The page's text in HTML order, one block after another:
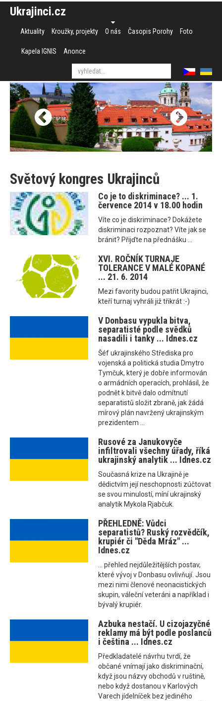
Ukrajinci.cz
Aktuality Kroužky, projekty O nás Časopis Porohy Foto
Kapela IGNIS Anonce
Světový kongres Ukrajinců
Co je to diskriminace? ... 1.
července 2014 v 18.00 hodin
Víte co je diskriminace? Dokážete
diskriminaci rozpoznat? Víte jak se
bránit? Přijďte na přednášku ...
XVI. ROČNÍK TURNAJE
TOLERANCE V MALÉ KOPANÉ
... 21. 6. 2014
Mezi favority budou patřit Ukrajinci,
kteří turnaj vyhráli již třikrát :-)
V Donbasu vypukla bitva,
separatisté podle svědků
nasadili i tanky ... Idnes.cz
Šéf ukrajinského Střediska pro
vojenská a politická studia Dmytro
Tymčuk, který je dobře informován
o armádních operacích, prohlásil, že
podnět k bitvě dalo odmítnutí
separatistů složit zbraně, jak žádá
mírový plán navržený ukrajinským
prezidentem ...
Rusové za Janukovyče
infiltrovali všechny úřady, říká
ukrajinský analytik ... Idnes.cz
Současná krize na Ukrajině je
dědictvím její neschopnosti zúčtovat
se svou minulostí, míní ukrajinský
analytik Mykola Rjabčuk.
PŘEHLEDNĚ: Vůdci
separatistů? Ruský rozvědčík,
krupiér či "Děda Mráz" ...
Idnes.cz
... přehled nejdůležitějších postav,
které vývoj v Donbasu ovlivňují. Jsou
mezi nimi členové neonacistických
skupin, váleční veteráni a například i
bývalý krupiér.
Azbuka nestačí. U cizojazyčné
reklamy má být podle poslanců
i čeština ... Idnes.cz
Předkladatelé návrhu tvrdí, že
občané vnímají jako diskriminační,
když jsou názvy obchodů v ruštině,
nebo když dostanou v Karlových
Varech jídelníček bez jediného